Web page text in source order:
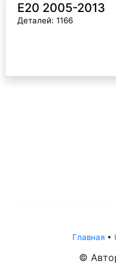
E20 2005-2013
Деталей: 1166
Главная •
©